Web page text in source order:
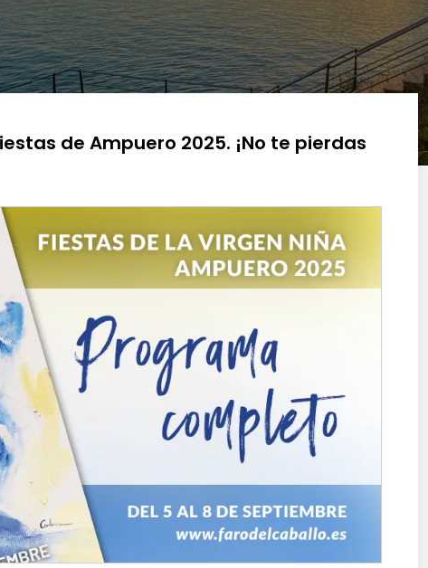
de Ampuero 2025. ¡No te pierdas